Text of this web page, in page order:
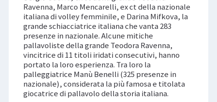
Ravenna, Marco Mencarelli, ex ct della nazionale
italiana di volley femminile, e Darina Mifkova, la
grande schiacciatrice italiana che vanta 283
presenze in nazionale. Alcune mitiche
pallavoliste della grande Teodora Ravenna,
vincitrice di 11 titoli iridati consecutivi, hanno
portato la loro esperienza. Tra loro la
palleggiatrice Manù Benelli (325 presenze in
nazionale), considerata la più famosa e titolata
giocatrice di pallavolo della storia italiana.